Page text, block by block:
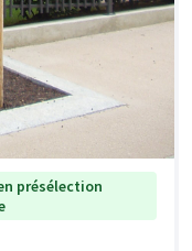
présélection